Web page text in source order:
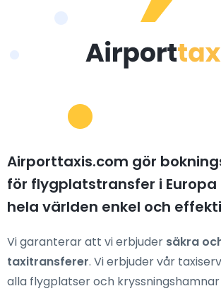
Airporttaxis.com gör
för flygplatstransfer i Europa
hela världen enkel och
Vi garanterar att vi erbjuder säkra
taxitransferer. Vi erbjuder vår
alla flygplatser och kryssningshamnar